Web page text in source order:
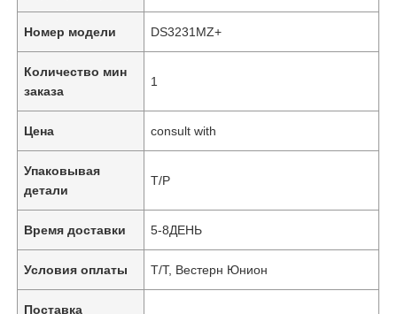
Номер модели DS3231MZ+
Количество мин
заказа
1
Цена consult with
Упаковывая
детали
Т/Р
Время доставки 5-8ДЕНЬ
Условия оплаты Т/Т, Вестерн Юнион
Поставка